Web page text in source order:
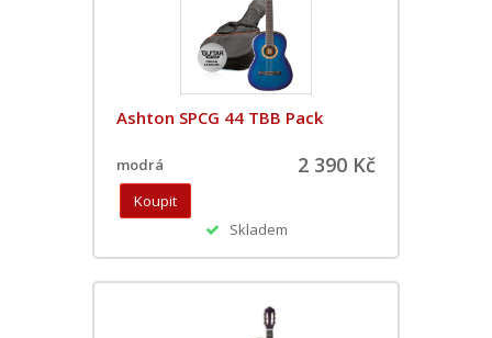
Ashton SPCG 44 TBB Pack
modrá 2 390 Kč
Skladem